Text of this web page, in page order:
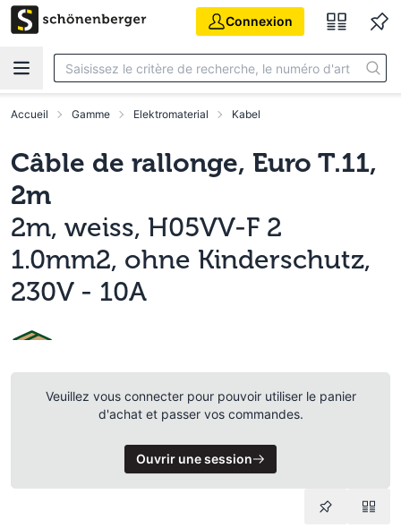
Aller au contenu principal
Connexion
Accueil Gamme Elektromaterial Kabel
Câble de rallonge, Euro T.11,
2m
2m, weiss, H05VV-F 2
1.0mm2, ohne Kinderschutz,
230V - 10A
Veuillez vous connecter pour pouvoir utiliser le panier
d'achat et passer vos commandes.
Ouvrir une session